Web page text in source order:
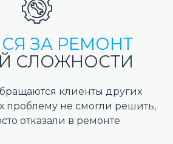
ЗА РЕМОНТ
СЛОЖНОСТИ
клиенты других
проблему не смогли решить,
отказали в ремонте